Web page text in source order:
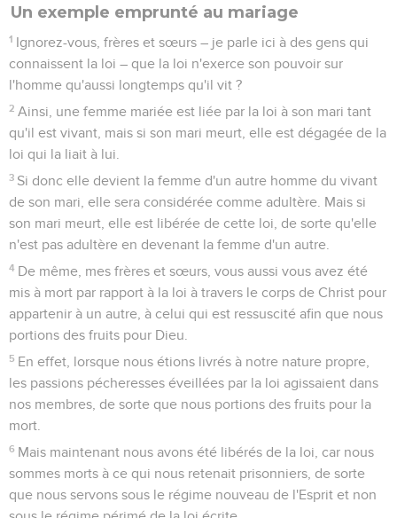
Un exemple emprunté au mariage
1 Ignorez-vous, frères et sœurs – je parle ici à des gens qui
connaissent la loi – que la loi n'exerce son pouvoir sur
l'homme qu'aussi longtemps qu'il vit ?
2 Ainsi, une femme mariée est liée par la loi à son mari tant
qu'il est vivant, mais si son mari meurt, elle est dégagée de la
loi qui la liait à lui.
3 Si donc elle devient la femme d'un autre homme du vivant
de son mari, elle sera considérée comme adultère. Mais si
son mari meurt, elle est libérée de cette loi, de sorte qu'elle
n'est pas adultère en devenant la femme d'un autre.
4 De même, mes frères et sœurs, vous aussi vous avez été
mis à mort par rapport à la loi à travers le corps de Christ pour
appartenir à un autre, à celui qui est ressuscité afin que nous
portions des fruits pour Dieu.
5 En effet, lorsque nous étions livrés à notre nature propre,
les passions pécheresses éveillées par la loi agissaient dans
nos membres, de sorte que nous portions des fruits pour la
mort.
6 Mais maintenant nous avons été libérés de la loi, car nous
sommes morts à ce qui nous retenait prisonniers, de sorte
que nous servons sous le régime nouveau de l'Esprit et non